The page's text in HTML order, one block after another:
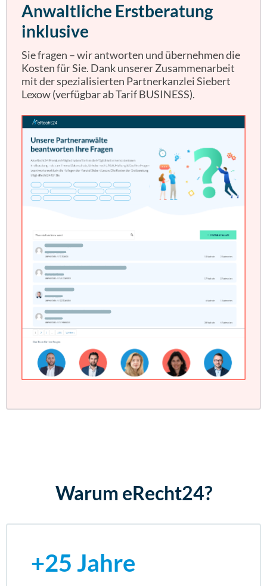
Anwaltliche Erstberatung
inklusive
Sie fragen – wir antworten und übernehmen die
Kosten für Sie. Dank unserer Zusammenarbeit
mit der spezialisierten Partnerkanzlei Siebert
Lexow (verfügbar ab Tarif BUSINESS).
Warum eRecht24?
+25 Jahre